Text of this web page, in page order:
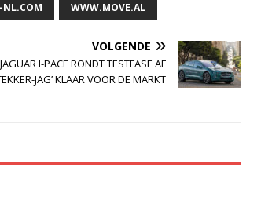
NL.COM WWW.MOVE.AL
VOLGENDE
JAGUAR I-PACE RONDT TESTFASE AF
JAG’ KLAAR VOOR DE MARKT